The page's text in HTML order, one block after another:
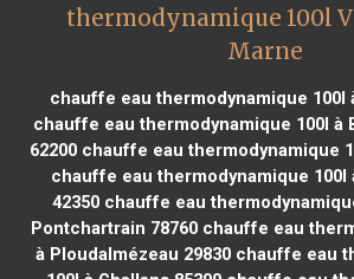
thermodynamique 100l
Marne
chauffe eau thermodynamique 100l
chauffe eau thermodynamique 100l à
62200 chauffe eau thermodynamique
chauffe eau thermodynamique 100l
42350 chauffe eau
Pontchartrain 78760 chauffe eau
à Ploudalmézeau 29830 chauffe eau